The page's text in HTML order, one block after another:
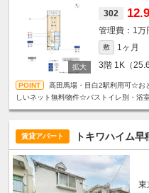
302
1万
敷 1ヶ月
3階 1K（
高田馬場・目白2駅利用可☆お
しいネット無料物件☆バストイレ別・浴
賃貸アパート トキワハイム早
東